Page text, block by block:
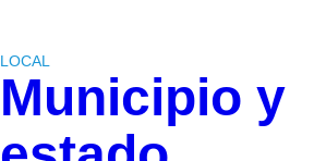
LOCAL
Municipio y